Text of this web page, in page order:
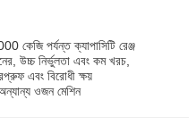
কেজি পর্যন্ত ক্যাপাসিটি রেঞ্জ
উচ্চ নির্ভুলতা এবং কম খরচ,
এবং বিরোধী ক্ষয়
ওজন মেশিন